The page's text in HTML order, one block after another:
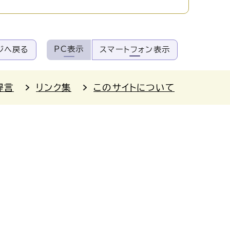
へ戻る PC表示 スマートフォン表示
言 リンク集 このサイトについて